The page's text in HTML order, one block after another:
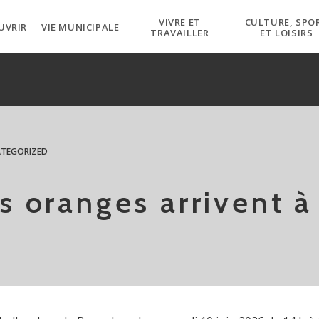
VIE MUNICIPALE
VIVRE ET
TRAVAILLER
CULTURE,
ET LOISIRS
oranges arrivent à